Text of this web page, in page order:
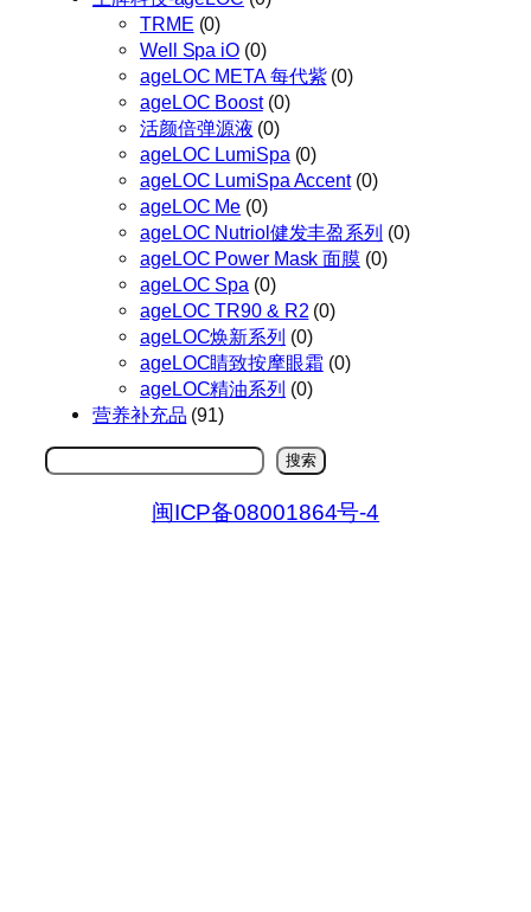
TRME (0)
Well Spa iO(0)
ageLOC META 每代紫(0)
ageLOC Boost(0)
活颜倍弹源液 (0)
ageLOC LumiSpa (0)
ageLOC LumiSpa Accent(0)
ageLOC Me (0)
ageLOC Nutriol健发丰盈系列 (0)
ageLOC Power Mask 面膜 (0)
ageLOC Spa (0)
ageLOC TR90 & R2 (0)
ageLOC焕新系列 (0)
ageLOC睛致按摩眼霜 (0)
ageLOC精油系列 (0)
营养补充品 (91)
搜
搜索
闽ICP备08001864号-4